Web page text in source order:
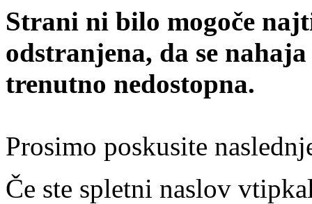
Strani ni bilo mogoče
odstranjena, da se
trenutno nedostopna.
Prosimo poskusite
Če ste spletni naslov